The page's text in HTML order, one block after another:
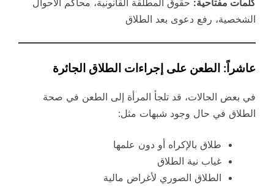
الشخصية، رفع دعوى بعد الطلاق
عاشراً: الطعن على إجراءات الطلاق الجائرة
في بعض الحالات، قد تلجأ المرأة إلى الطعن في صحة
الطلاق في حال وجود شبهات مثل:
طلاق بالإكراه أو دون علمها
غياب نية الطلاق
الطلاق الصوري لأغراض مالية